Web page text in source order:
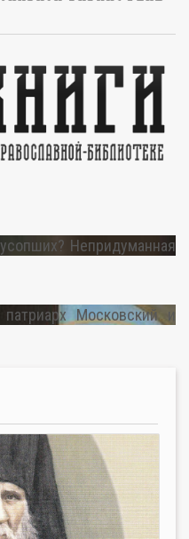
Непридуманная
Московский и